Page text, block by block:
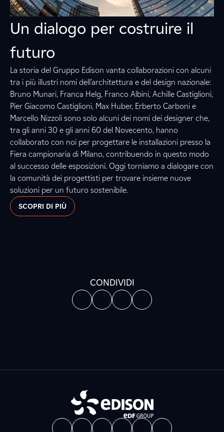
Un dialogo per costruire il
futuro
La storia del Gruppo Edison vanta collaborazioni con alcuni
tra i più illustri nomi dell’architettura e del design nazionale:
Bruno Munari, Franca Helg, Franco Albini, Achille Castiglioni,
Pier Giacomo Castiglioni, Max Huber, Erberto Carboni e
Marcello Nizzoli sono solo alcuni dei nomi dei designer che,
tra gli anni 30 e gli anni 60 del Novecento, hanno
collaborato con noi per progettare le installazioni presso la
Fiera campionaria di Milano, contribuendo in questo modo
al successo delle esposizioni. Oggi torniamo a dialogare con
la comunità dei progettisti per trovare insieme nuove
soluzioni per un futuro sostenibile.
SCOPRI DI PIÙ
CONDIVIDI